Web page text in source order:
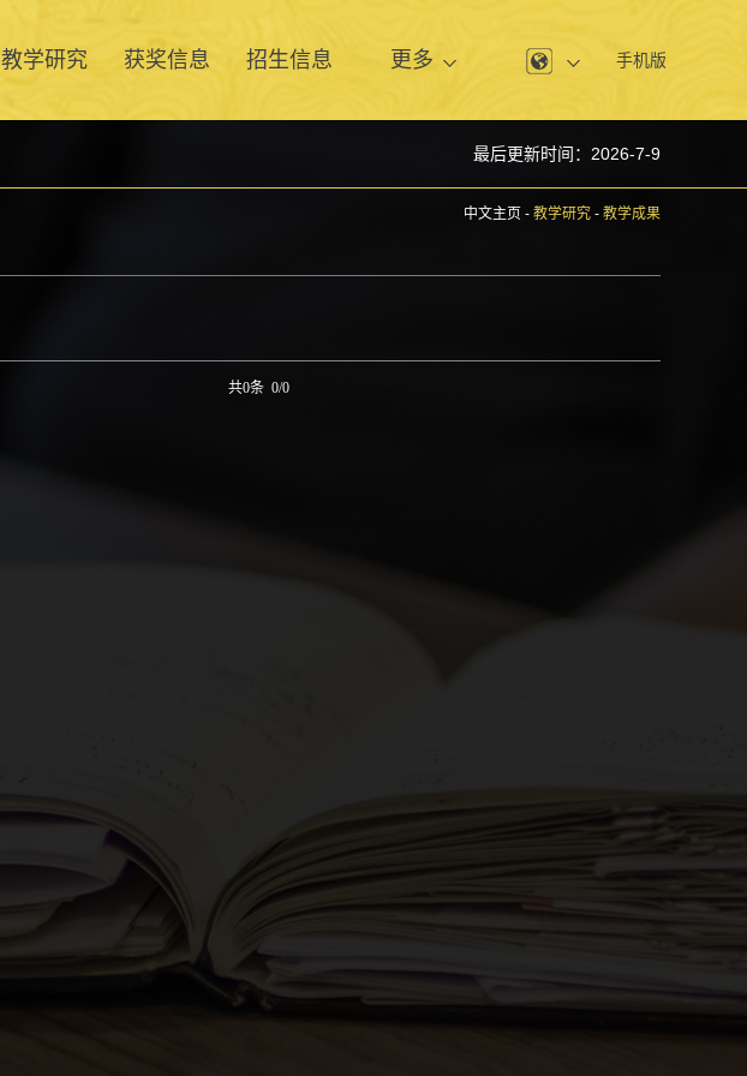
教学研究 获奖信息 招生信息 更多 手机版
最后更新时间： 2026-7-9
中文主页 - 教学研究 - 教学成果
共0条 0/0